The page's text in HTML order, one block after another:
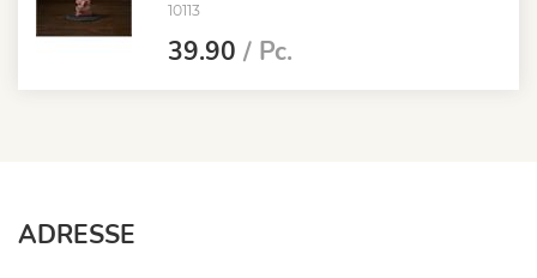
10113
39.90 / Pc.
ADRESSE